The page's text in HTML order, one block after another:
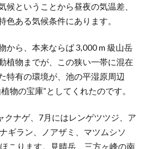
ということから昼夜の気温差、
ある気候条件にあります。
から、本来ならば 3,000 m 級山岳
植物までが、この狭い一帯に混在
特有の環境が、池の平湿原周辺
物の宝庫”としてくれたのです。
クナゲ、7月にはレンゲツツジ、ア
ギラン、ノアザミ、マツムシソ
こります。見晴岳、三方ヶ峰の南